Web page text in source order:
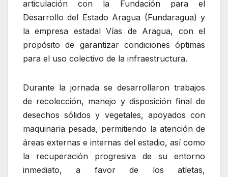
articulación con la Fundación para el
Desarrollo del Estado Aragua (Fundaragua) y
la empresa estadal Vías de Aragua, con el
propósito de garantizar condiciones óptimas
para el uso colectivo de la infraestructura.
Durante la jornada se desarrollaron trabajos
de recolección, manejo y disposición final de
desechos sólidos y vegetales, apoyados con
maquinaria pesada, permitiendo la atención de
áreas externas e internas del estadio, así como
la recuperación progresiva de su entorno
inmediato, a favor de los atletas,